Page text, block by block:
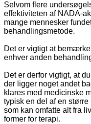
Selvom flere
effektiviteten af NADA-
mange mennesker
behandlingsmetode.
Det er vigtigt at
enhver anden
Det er derfor vigtigt, at
der ligger noget andet
klares med medicinske
typisk en del af en
som kan omfatte alt fra
former for terapi.